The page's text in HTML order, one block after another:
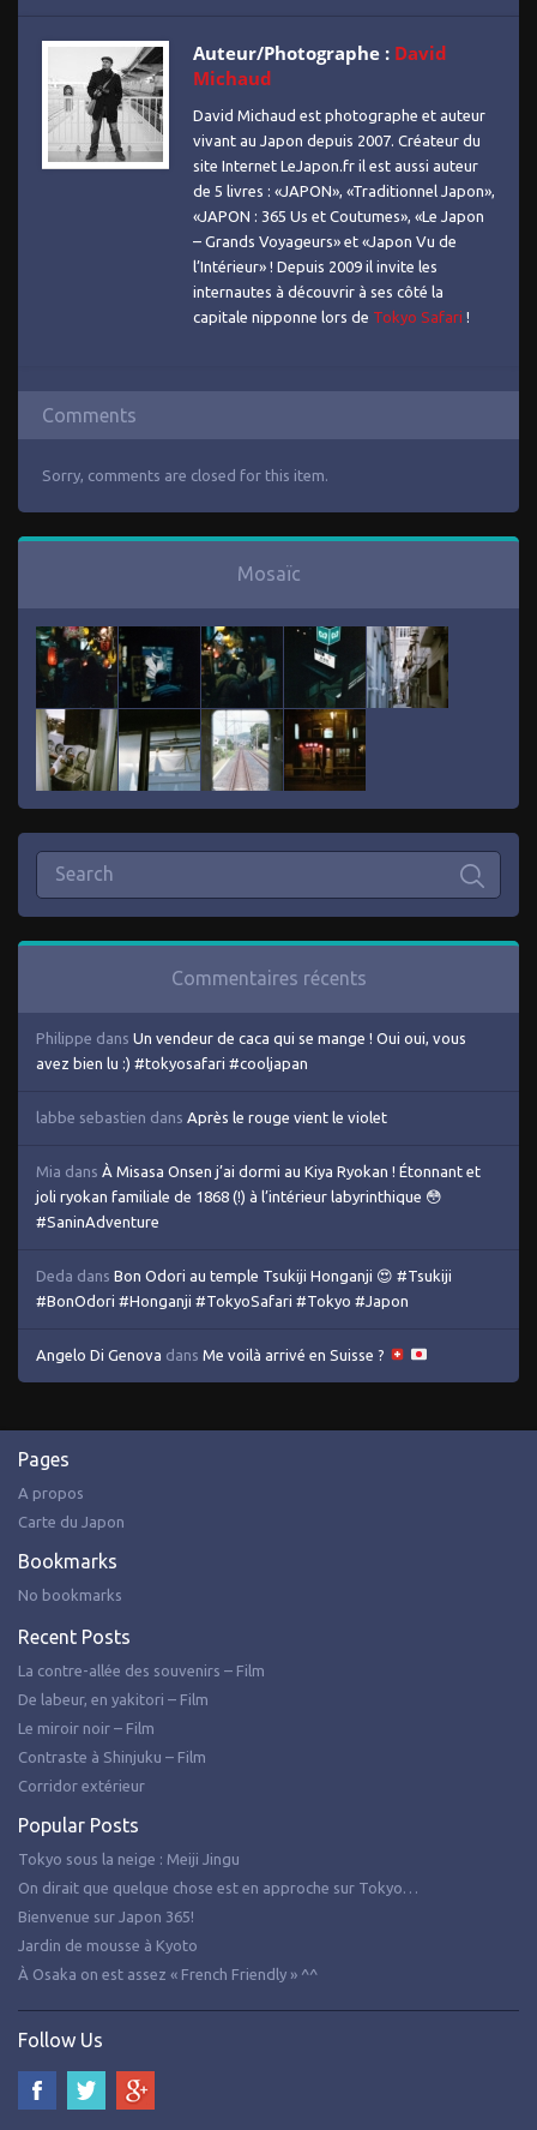
Auteur/Photographe : David
Michaud
David Michaud est photographe et auteur
vivant au Japon depuis 2007. Créateur du
site Internet LeJapon.fr il est aussi auteur
de 5 livres : «JAPON», «Traditionnel Japon»,
«JAPON : 365 Us et Coutumes», «Le Japon
– Grands Voyageurs» et «Japon Vu de
l’Intérieur» ! Depuis 2009 il invite les
internautes à découvrir à ses côté la
capitale nipponne lors de Tokyo Safari !
Comments
Sorry, comments are closed for this item.
Mosaïc
Commentaires récents
Philippe dans Un vendeur de caca qui se mange ! Oui oui, vous
avez bien lu :) #tokyosafari #cooljapan
labbe sebastien dans Après le rouge vient le violet
Mia dans À Misasa Onsen j’ai dormi au Kiya Ryokan ! Étonnant et
joli ryokan familiale de 1868 (!) à l’intérieur labyrinthique 😳
#SaninAdventure
Deda dans Bon Odori au temple Tsukiji Honganji 😍 #Tsukiji
#BonOdori #Honganji #TokyoSafari #Tokyo #Japon
Angelo Di Genova dans Me voilà arrivé en Suisse ?
Pages
A propos
Carte du Japon
Bookmarks
No bookmarks
Recent Posts
La contre-allée des souvenirs – Film
De labeur, en yakitori – Film
Le miroir noir – Film
Contraste à Shinjuku – Film
Corridor extérieur
Popular Posts
Tokyo sous la neige : Meiji Jingu
On dirait que quelque chose est en approche sur Tokyo…
Bienvenue sur Japon 365!
Jardin de mousse à Kyoto
À Osaka on est assez « French Friendly » ^^
Follow Us